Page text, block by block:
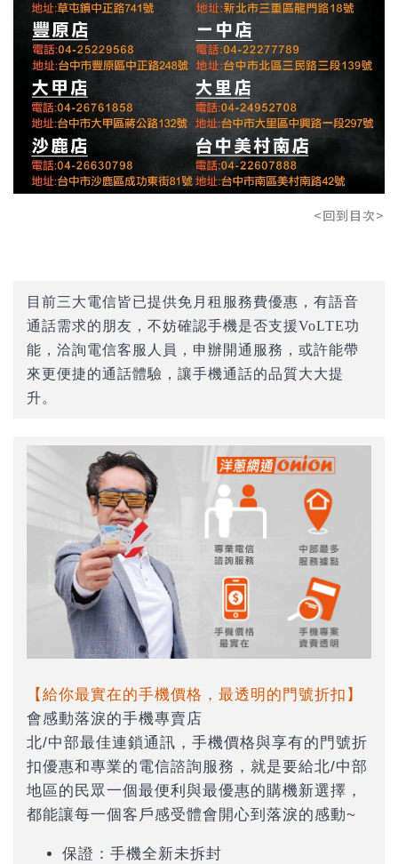
<回到目次>
目前三大電信皆已提供免月租服務費優惠，有語音
通話需求的朋友，不妨確認手機是否支援VoLTE功
能，洽詢電信客服人員，申辦開通服務，或許能帶
來更便捷的通話體驗，讓手機通話的品質大大提
升。
【給你最實在的手機價格，最透明的門號折扣】
會感動落淚的手機專賣店
北/中部最佳連鎖通訊，手機價格與享有的門號折
扣優惠和專業的電信諮詢服務，就是要給北/中部
地區的民眾一個最便利與最優惠的購機新選擇，
都能讓每一個客戶感受體會開心到落淚的感動~
保證：手機全新未拆封